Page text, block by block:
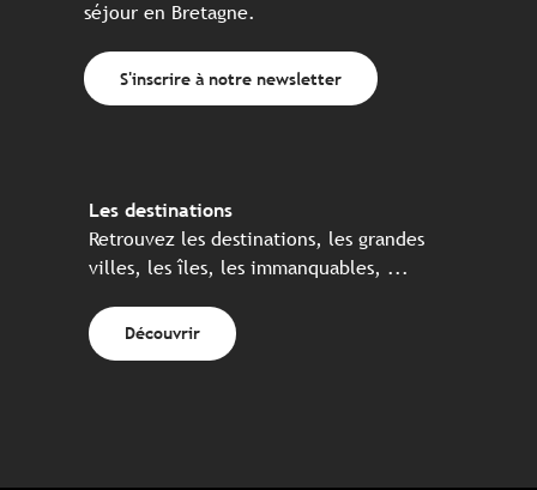
séjour en Bretagne.
S'inscrire à notre newsletter
Les destinations
Retrouvez les destinations, les grandes
villes, les îles, les immanquables, ...
Découvrir